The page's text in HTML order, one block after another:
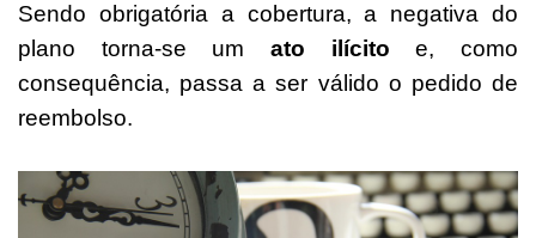
Sendo obrigatória a cobertura, a negativa do
plano torna-se um ato ilícito e, como
consequência, passa a ser válido o pedido de
reembolso.